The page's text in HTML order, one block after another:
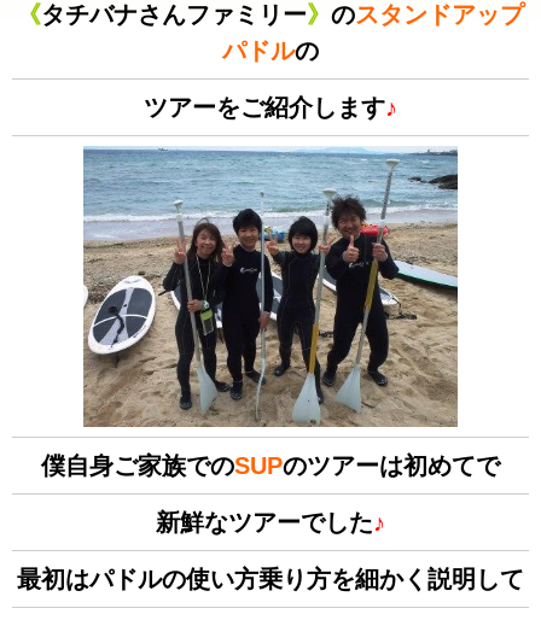
《タチバナさんファミリー》 のスタンドアップ
パドルの
ツアーをご紹介します♪
僕自身ご家族でのSUPのツアーは初めてで
新鮮なツアーでした♪
最初はパドルの使い方乗り方を細かく説明して